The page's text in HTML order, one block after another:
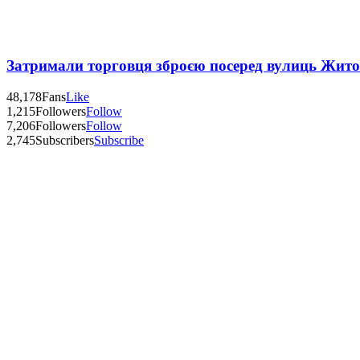
Затримали торговця зброєю посеред вулиць
48,178FansLike
1,215FollowersFollow
7,206FollowersFollow
2,745SubscribersSubscribe